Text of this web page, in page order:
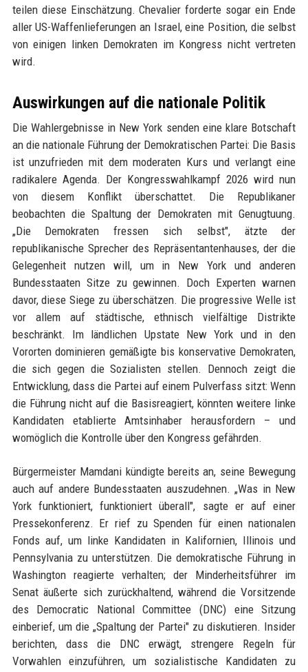
teilen diese Einschätzung. Chevalier forderte sogar ein Ende
aller US-Waffenlieferungen an Israel, eine Position, die selbst
von einigen linken Demokraten im Kongress nicht vertreten
wird.
Auswirkungen auf die nationale Politik
Die Wahlergebnisse in New York senden eine klare Botschaft
an die nationale Führung der Demokratischen Partei: Die Basis
ist unzufrieden mit dem moderaten Kurs und verlangt eine
radikalere Agenda. Der Kongresswahlkampf 2026 wird nun
von diesem Konflikt überschattet. Die Republikaner
beobachten die Spaltung der Demokraten mit Genugtuung.
„Die Demokraten fressen sich selbst", ätzte der
republikanische Sprecher des Repräsentantenhauses, der die
Gelegenheit nutzen will, um in New York und anderen
Bundesstaaten Sitze zu gewinnen. Doch Experten warnen
davor, diese Siege zu überschätzen. Die progressive Welle ist
vor allem auf städtische, ethnisch vielfältige Distrikte
beschränkt. Im ländlichen Upstate New York und in den
Vororten dominieren gemäßigte bis konservative Demokraten,
die sich gegen die Sozialisten stellen. Dennoch zeigt die
Entwicklung, dass die Partei auf einem Pulverfass sitzt: Wenn
die Führung nicht auf die Basisreagiert, könnten weitere linke
Kandidaten etablierte Amtsinhaber herausfordern – und
womöglich die Kontrolle über den Kongress gefährden.
Bürgermeister Mamdani kündigte bereits an, seine Bewegung
auch auf andere Bundesstaaten auszudehnen. „Was in New
York funktioniert, funktioniert überall", sagte er auf einer
Pressekonferenz. Er rief zu Spenden für einen nationalen
Fonds auf, um linke Kandidaten in Kalifornien, Illinois und
Pennsylvania zu unterstützen. Die demokratische Führung in
Washington reagierte verhalten; der Minderheitsführer im
Senat äußerte sich zurückhaltend, während die Vorsitzende
des Democratic National Committee (DNC) eine Sitzung
einberief, um die „Spaltung der Partei" zu diskutieren. Insider
berichten, dass die DNC erwägt, strengere Regeln für
Vorwahlen einzuführen, um sozialistische Kandidaten zu